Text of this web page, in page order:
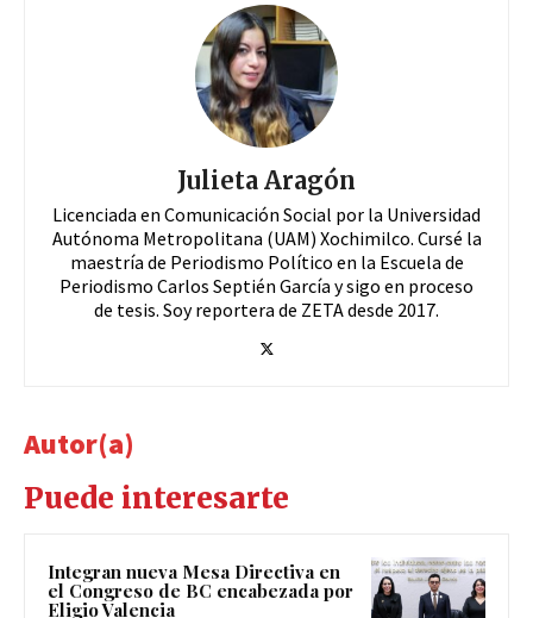
Julieta Aragón
Licenciada en Comunicación Social por la Universidad
Autónoma Metropolitana (UAM) Xochimilco. Cursé la
maestría de Periodismo Político en la Escuela de
Periodismo Carlos Septién García y sigo en proceso
de tesis. Soy reportera de ZETA desde 2017.
Autor(a)
Puede interesarte
Integran nueva Mesa Directiva en
el Congreso de BC encabezada por
Eligio Valencia